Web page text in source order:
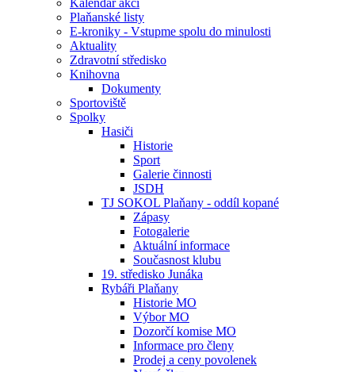
Kalendář akcí
Plaňanské listy
E-kroniky - Vstupme spolu do minulosti
Aktuality
Zdravotní středisko
Knihovna
Dokumenty
Sportoviště
Spolky
Hasiči
Historie
Sport
Galerie činnosti
JSDH
TJ SOKOL Plaňany - oddíl kopané
Zápasy
Fotogalerie
Aktuální informace
Současnost klubu
19. středisko Junáka
Rybáři Plaňany
Historie MO
Výbor MO
Dozorčí komise MO
Informace pro členy
Prodej a ceny povolenek